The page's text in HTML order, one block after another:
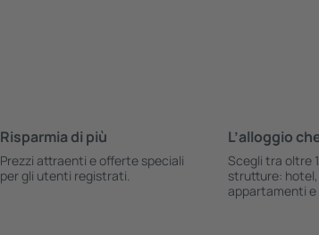
Risparmia di più
Prezzi attraenti e offerte speciali
per gli utenti registrati.
L’alloggio
Scegli tra oltre
strutture: hotel,
appartamenti e